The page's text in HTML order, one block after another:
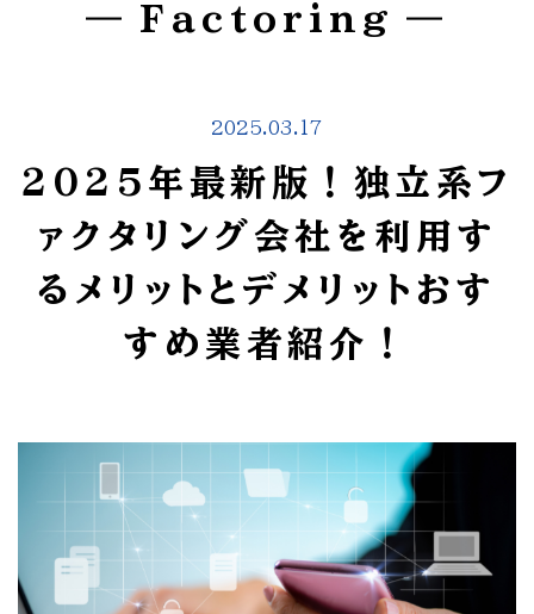
Factoring
2025.03.17
2025年最新版！独立系フ
ァクタリング会社を利用す
るメリットとデメリットおす
すめ業者紹介！